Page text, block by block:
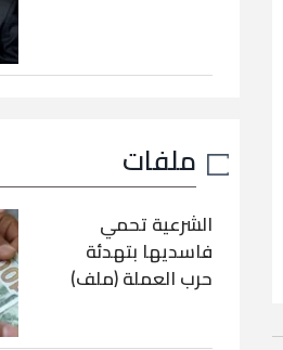
ملفات
الشرعية تحمي
فاسديها بتهدئة
حرب العملة (ملف)